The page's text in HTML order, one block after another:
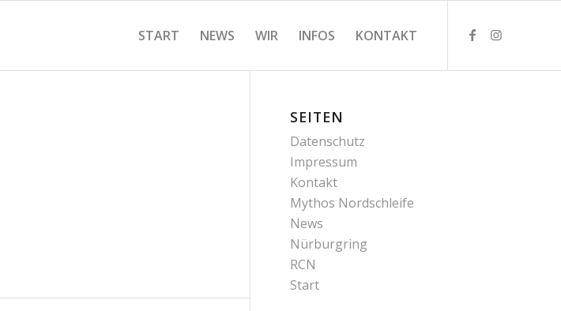
START NEWS WIR INFOS KONTAKT
SEITEN
Datenschutz
Impressum
Kontakt
Mythos Nordschleife
News
Nürburgring
RCN
Start